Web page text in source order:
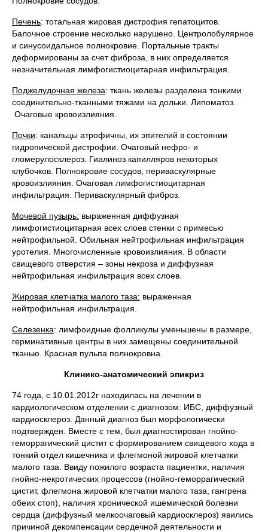
Печень: тотальная жировая дистрофия гепатоцитов.
Балочное строение несколько нарушено. Центролобулярное
и синусоидальное полнокровие. Портальные тракты
деформированы за счет фиброза, в них определяется
незначительная лимфогистиоцитарная инфильтрация.
Поджелудочная железа: ткань железы разделена тонкими
соединительно-тканными тяжами на дольки. Липоматоз.
Очаговые кровоизлияния.
Почки: канальцы атрофичны, их эпителий в состоянии
гидропической дистрофии. Очаговый нефро- и
гломерулосклероз. Гиалиноз капилляров некоторых
клубочков. Полнокровие сосудов, периваскулярные
кровоизлияния. Очаговая лимфогистиоцитарная
инфильтрация. Периваскулярный фиброз.
Мочевой пузырь: выраженная диффузная
лимфогистиоцитарная всех слоев стенки с примесью
нейтрофильной. Обильная нейтрофильная инфильтрация
уротелия. Многочисленные кровоизлияния. В области
свищевого отверстия – зоны некроза и диффузная
нейтрофильная инфильтрация всех слоев.
Жировая клетчатка малого таза: выраженная
нейтрофильная инфильтрация.
Селезенка: лимфоидные фолликулы уменьшены в размере,
герминативные центры в них замещены соединительной
тканью. Красная пульпа полнокровна.
Клинико-анатомический эпикриз
74 года, с 10.01.2012г находилась на лечении в
кардиологическом отделении с диагнозом: ИБС, диффузный
кардиосклероз. Данный диагноз был морфологически
подтвержден. Вместе с тем, был диагностирован гнойно-
геморрагический цистит с формированием свищевого хода в
тонкий отдел кишечника и флегмоной жировой клетчатки
малого таза. Ввиду пожилого возраста пациентки, наличия
гнойно-некротических процессов (гнойно-геморрагический
цистит, флегмона жировой клетчатки малого таза, гангрена
обеих стоп), наличия хронической ишемической болезни
сердца (диффузный мелкоочаговый кардиосклероз) явились
причиной декомпенсации сердечной деятельности и